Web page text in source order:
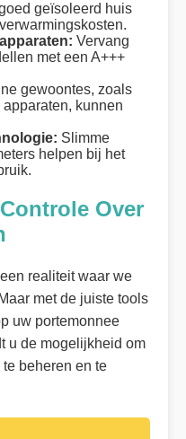
geïsoleerd huis
Vervang
met een A+++
gewoontes, zoals
kunnen
Slimme
helpen bij het
Over
realiteit waar we
met de juiste tools
uw portemonnee
u de mogelijkheid om
beheren en te